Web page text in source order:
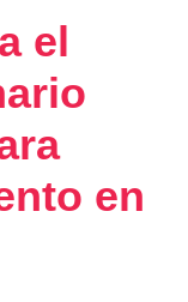
el
en